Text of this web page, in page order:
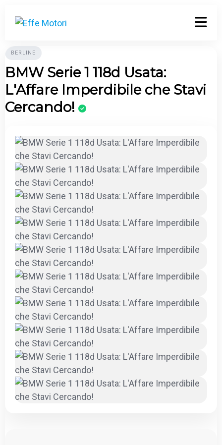
BERLINE
BMW Serie 1 118d Usata:
L'Affare Imperdibile che Stavi
Cercando!